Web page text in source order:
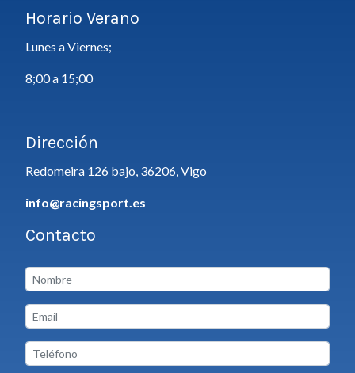
Horario Verano
Lunes a Viernes;
8;00 a 15;00
Dirección
Redomeira 126 bajo, 36206, Vigo
info@racingsport.es
Contacto